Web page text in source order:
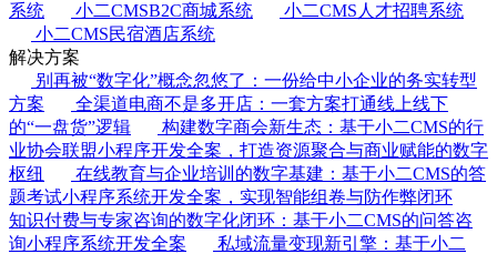
系统
小二CMSB2C商城系统
小二CMS人才招聘系统
小二CMS民宿酒店系统
解决方案
别再被“数字化”概念忽悠了：一份给中小企业的务实转型
方案
全渠道电商不是多开店：一套方案打通线上线下
的“一盘货”逻辑
构建数字商会新生态：基于小二CMS的行
业协会联盟小程序开发全案，打造资源聚合与商业赋能的数字
枢纽
在线教育与企业培训的数字基建：基于小二CMS的答
题考试小程序系统开发全案，实现智能组卷与防作弊闭环
知识付费与专家咨询的数字化闭环：基于小二CMS的问答咨
询小程序系统开发全案
私域流量变现新引擎：基于小二